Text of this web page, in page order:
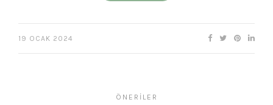
19 OCAK 2024
ÖNERILER